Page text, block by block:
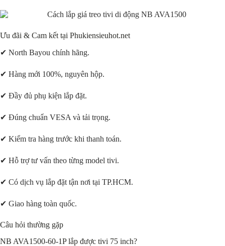
Ưu đãi & Cam kết tại Phukiensieuhot.net
✔ North Bayou chính hãng.
✔ Hàng mới 100%, nguyên hộp.
✔ Đầy đủ phụ kiện lắp đặt.
✔ Đúng chuẩn VESA và tải trọng.
✔ Kiểm tra hàng trước khi thanh toán.
✔ Hỗ trợ tư vấn theo từng model tivi.
✔ Có dịch vụ lắp đặt tận nơi tại TP.HCM.
✔ Giao hàng toàn quốc.
Câu hỏi thường gặp
NB AVA1500-60-1P lắp được tivi 75 inch?